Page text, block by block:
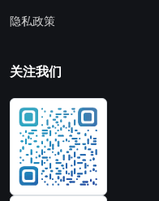
隐私政策
关注我们